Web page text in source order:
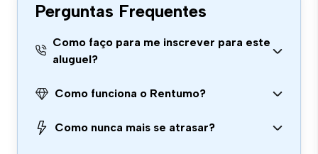
Perguntas Frequentes
Como faço para me inscrever para este
aluguel?
Como funciona o Rentumo?
Como nunca mais se atrasar?